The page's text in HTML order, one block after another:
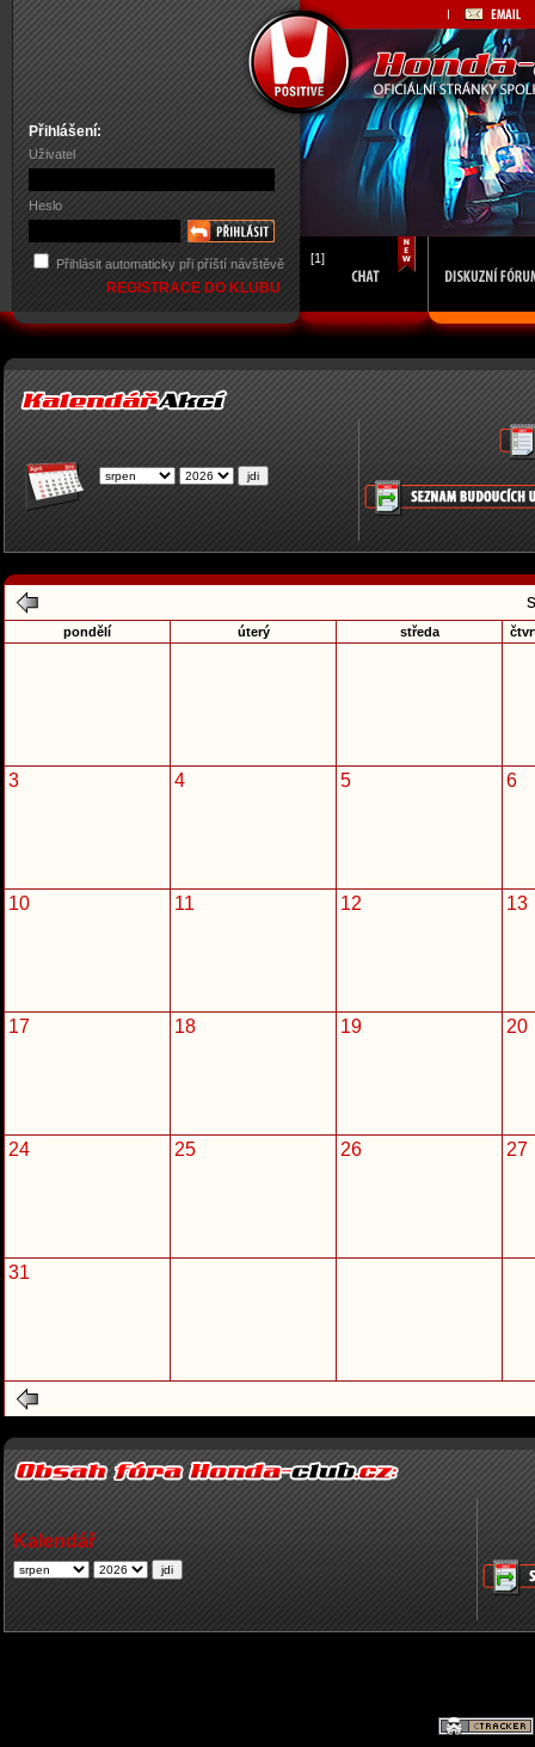
Přihlášení:
Uživatel
Heslo
Přihlásit automaticky při příští návštěvě
REGISTRACE DO KLUBU
[1]
pondělí úterý středa
3 4 5 6
10 11 12 13
17 18 19 20
24 25 26 27
31
Kalendář